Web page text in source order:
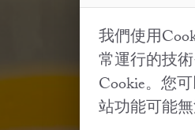
我們使用
常運行的技
Cookie。您
站功能可能